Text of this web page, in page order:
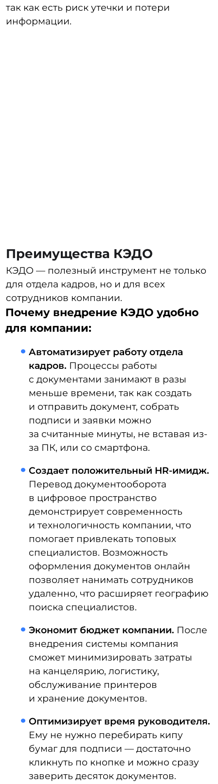
подписи и заявки можно
за ПК, или со смартфона.
Оптимизирует время руководителя.
Ему не нужно перебирать кипу
бумаг для подписи — достаточно
кликнуть по кнопке и можно сразу
заверить десяток документов.
И сделать это даже из командировки
или прямо между деловыми
Преимущества системы для
сотрудников:
Минимизирует риск человеческого
фактора.Сотрудникам не придется
по 10 раз бегать в Отдел кадров
и переписывать заявления
больничный, если на какой-то
из стадий кто-то допустил ошибку.
Предоставляет возможность
дистанционной работы.HR может
нанять работника онлайн и ему
не потребуется для оформления
ехать в офис, отправлять важные
документы почтой или курьером.
Единый цифровой архив.
кабинете каждый работник в любое
время может найти требуемый
документ. Также там доступны
актуальные шаблоны заявлений,
поэтому не нужно будет идти
Безопасность данных.Информацию
на бумажном носителе, оставленном
в открытом месте, может увидеть
посторонний, а в КЭДО доступ
к документам есть только
у их владельца и кадрового
специалиста. К тому же, при выборе
безопасность будет обеспечена
и с точки зрения доступа к системе,
и с точки зрения доступа к самим
документам.